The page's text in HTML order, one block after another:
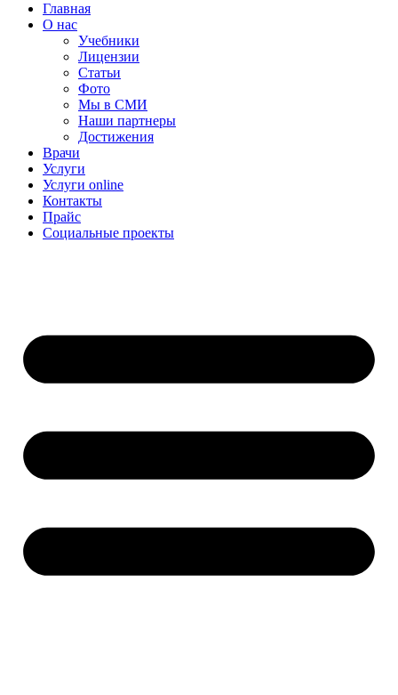
Главная
О нас
Учебники
Лицензии
Статьи
Фото
Мы в СМИ
Наши партнеры
Достижения
Врачи
Услуги
Услуги online
Контакты
Прайс
Социальные проекты